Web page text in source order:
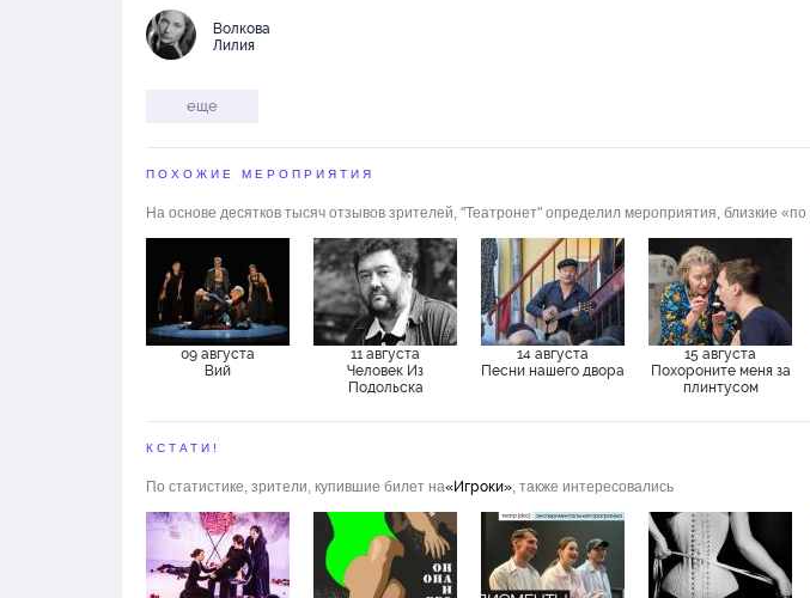
Волкова
Лилия
Комарова
Отс Олег
Павел
Пищулин
Ваня
Владимир
Ратьков
Евгений
еще
ПОХОЖИЕ МЕРОПРИЯТИЯ
На основе десятков тысяч отзывов зрителей, "Театронет" определил мероприятия, близкие «по
09 августа
Вий
11 августа
Человек Из
Подольска
14 августа
Песни нашего двора
15 августа
Похороните меня за
плинтусом
КСТАТИ!
По статистике, зрители, купившие билет на«Игроки», также интересовались